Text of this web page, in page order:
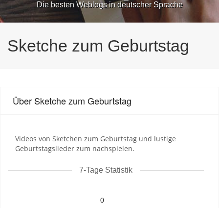
Die besten Weblogs in deutscher Sprache
Sketche zum Geburtstag
Über Sketche zum Geburtstag
Videos von Sketchen zum Geburtstag und lustige
Geburtstagslieder zum nachspielen.
7-Tage Statistik
0